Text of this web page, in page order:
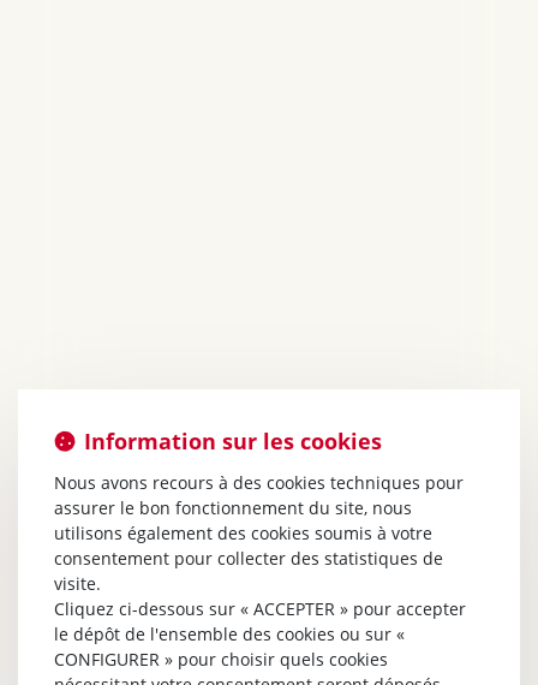
Information sur les cookies
Nous avons recours à des cookies techniques pour
assurer le bon fonctionnement du site, nous
utilisons également des cookies soumis à votre
consentement pour collecter des statistiques de
visite.
Cliquez ci-dessous sur « ACCEPTER » pour accepter
le dépôt de l'ensemble des cookies ou sur «
CONFIGURER » pour choisir quels cookies